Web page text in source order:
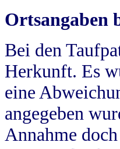
Ortsangaben
Bei den
Herkunft. Es
eine
angegeben
Annahme